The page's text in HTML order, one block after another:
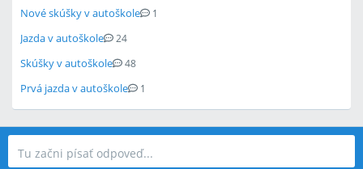
Nové skúšky v autoškole 1
Jazda v autoškole 24
Skúšky v autoškole 48
Prvá jazda v autoškole 1